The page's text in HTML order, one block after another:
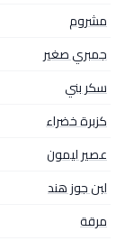
مشروم
جمبري صغير
سكر بني
كزبرة خضراء
عصير ليمون
لبن جوز هند
مرقة